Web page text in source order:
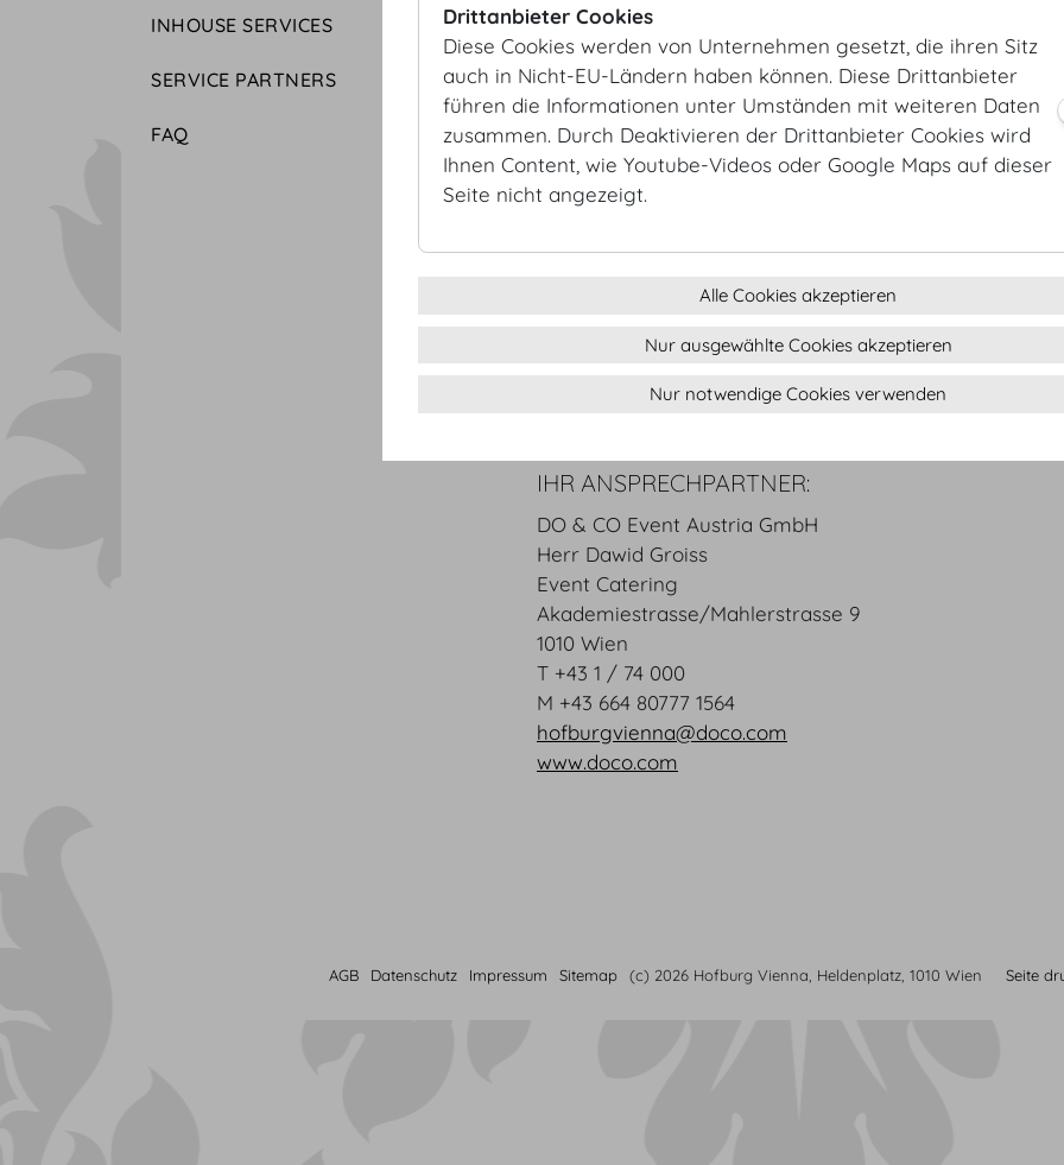
INHOUSE SERVICES
SERVICE PARTNERS
FAQ
COCKTAIL
Finger Food kalt
Finger Food warm
Finger Food Petits Desserts
DO & CO Cocktail - Flying Buffet
Die angeführten Speisen sind Vorschläge, die wir
IHR ANSPRECHPARTNER:
DO & CO Event Austria GmbH
Herr Dawid Groiss
Event Catering
Akademiestrasse/Mahlerstrasse 9
1010 Wien
T +43 1 / 74 000
M +43 664 80777 1564
hofburgvienna@doco.com
www.doco.com
AGB Datenschutz Impressum Sitemap (c) 2026 Hofburg Vienna, Heldenplatz, 1010 Wien Seite
Drittanbieter Cookies
Diese Cookies werden von Unternehmen gesetzt, die ihren Sitz
auch in Nicht-EU-Ländern haben können. Diese Drittanbieter
führen die Informationen unter Umständen mit weiteren Daten
zusammen. Durch Deaktivieren der Drittanbieter Cookies wird
Ihnen Content, wie Youtube-Videos oder Google Maps auf dieser
Seite nicht angezeigt.
Alle Cookies akzeptieren
Nur ausgewählte Cookies akzeptieren
Nur notwendige Cookies verwenden